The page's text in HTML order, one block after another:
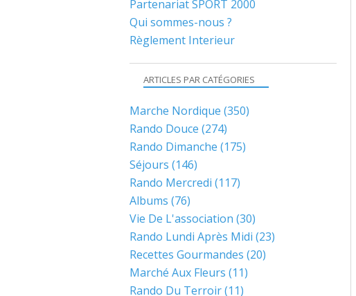
Partenariat SPORT 2000
Qui sommes-nous ?
Règlement Interieur
ARTICLES PAR CATÉGORIES
Marche Nordique (350)
Rando Douce (274)
Rando Dimanche (175)
Séjours (146)
Rando Mercredi (117)
Albums (76)
Vie De L'association (30)
Rando Lundi Après Midi (23)
Recettes Gourmandes (20)
Marché Aux Fleurs (11)
Rando Du Terroir(11)